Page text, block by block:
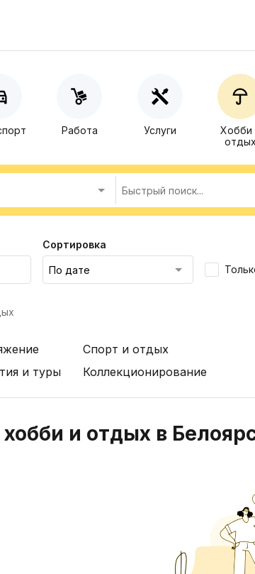
Работа Услуги
Хобби
отдых
Сортировка
и туры
Спорт и отдых
Коллекционирование
и отдых в